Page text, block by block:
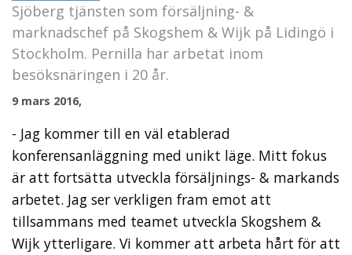
Sjöberg tjänsten som försäljning- &
marknadschef på Skogshem & Wijk på Lidingö i
Stockholm. Pernilla har arbetat inom
besöksnäringen i 20 år.
9 mars 2016,
- Jag kommer till en väl etablerad
konferensanläggning med unikt läge. Mitt fokus
är att fortsätta utveckla försäljnings- & markands
arbetet. Jag ser verkligen fram emot att
tillsammans med teamet utveckla Skogshem &
Wijk ytterligare. Vi kommer att arbeta hårt för att